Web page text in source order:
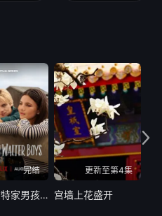
完结
我与沃尔特家男孩的生活 第三季
更新至第4集
宫墙上花盛开